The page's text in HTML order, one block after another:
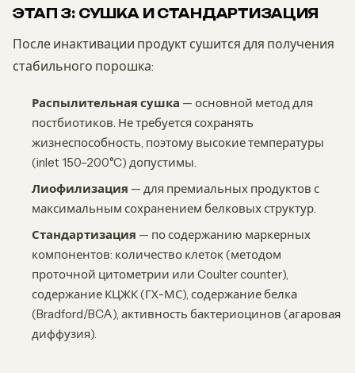
ЭТАП 3: СУШКА И СТАНДАРТИЗАЦИЯ
После инактивации продукт сушится для получения
стабильного порошка:
Распылительная сушка — основной метод для
постбиотиков. Не требуется сохранять
жизнеспособность, поэтому высокие температуры
(inlet 150–200°C) допустимы.
Лиофилизация — для премиальных продуктов с
максимальным сохранением белковых структур.
Стандартизация — по содержанию маркерных
компонентов: количество клеток (методом
проточной цитометрии или Coulter counter),
содержание КЦЖК (ГХ-МС), содержание белка
(Bradford/BCA), активность бактериоцинов (агаровая
диффузия).